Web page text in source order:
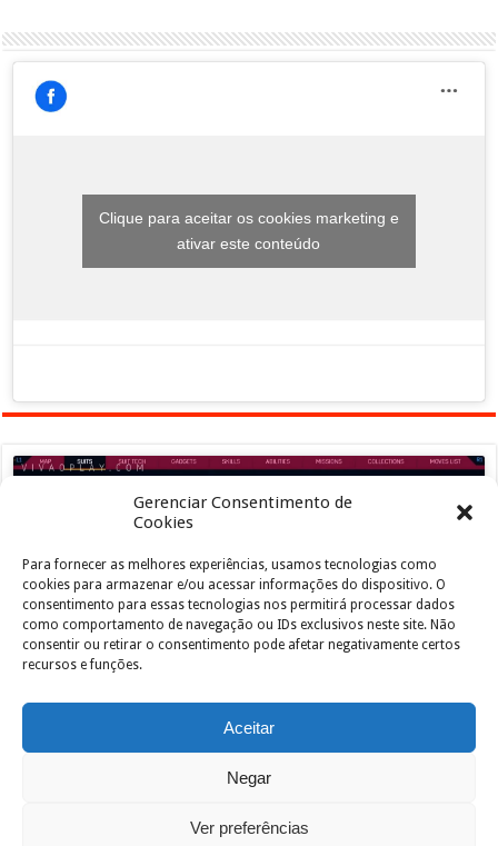
Gerenciar Consentimento de
Cookies
Para fornecer as melhores experiências, usamos tecnologias como
cookies para armazenar e/ou acessar informações do dispositivo. O
consentimento para essas tecnologias nos permitirá processar dados
como comportamento de navegação ou IDs exclusivos neste site. Não
consentir ou retirar o consentimento pode afetar negativamente certos
recursos e funções.
Aceitar
Negar
Ver preferências
Clique para aceitar os cookies marketing e
ativar este conteúdo
Clique para aceitar os cookies marketing e
ativar este conteúdo
João de Jesus Junior| Designed by